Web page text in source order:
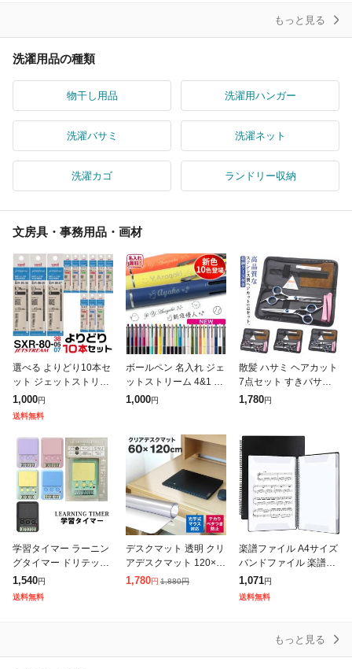
もっと見る
洗濯用品の種類
物干し用品 洗濯用ハンガー
洗濯バサミ 洗濯ネット
洗濯カゴ ランドリー収納
文房具・事務用品・画材
選べる よりどり10本セ
ット ジェットストリー
ム 替え芯 多色多機能用
SXR-80 1000円ポッキ
1,000円
送料無料
ボールペン 名入れ ジェ
ットストリーム 4&1 名
前入り 0.5mm 0.7mm
1,000円
散髪 ハサミ ヘアカット
7点セット すきバサミ
くし セルフカット セッ
前髪
1,780円
学習タイマー ラーニン
グタイマー ドリテック
タイマー式学習法 小学
生 中学生 社会人 試験
1,540円
送料無料
デスクマット 透明 クリ
アデスクマット 120×6
0 1.5mm厚 ソフトタイ
1,780円 1,880円
楽譜ファイル A4サイズ
バンドファイル 楽譜入
れ 楽譜ホルダー 無地
黒 2面40ページ 直接書
1,071円
送料無料
もっと見る